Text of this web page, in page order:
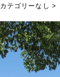
カテゴリーなし